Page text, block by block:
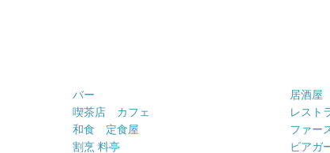
バー
居酒屋
喫茶店 カフェ
レスト
和食 定食屋
ファー
割烹 料亭
ビアガ